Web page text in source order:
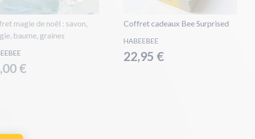
magie de noël : savon,
baume, graines
€
Coffret cadeaux Bee Surprised
HABEEBEE
22,95 €